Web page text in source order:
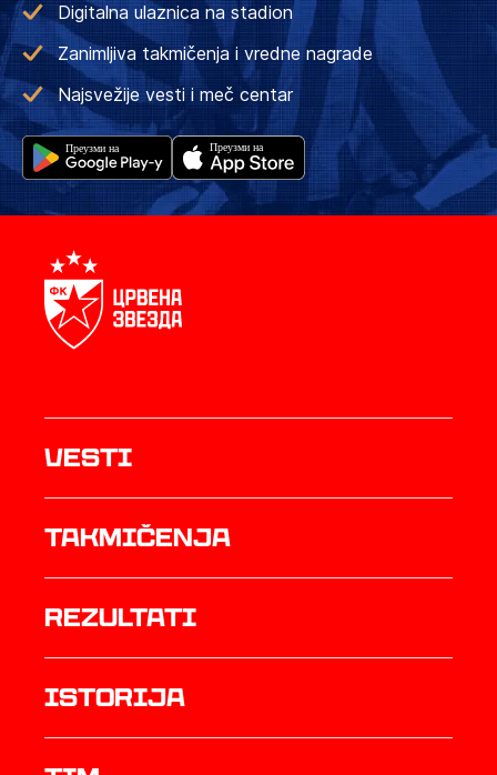
Digitalna ulaznica na stadion
Zanimljiva takmičenja i vredne nagrade
Najsvežije vesti i meč centar
Vesti
Takmičenja
rezultati
istorija